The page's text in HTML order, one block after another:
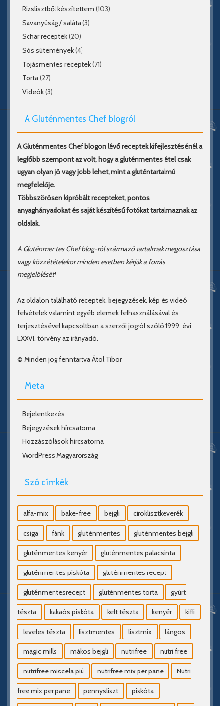
Rizslisztből készítettem (103)
Savanyúság / saláta(3)
Schar receptek(20)
Sós sütemények(4)
Tojásmentes receptek(71)
Torta(27)
Videók(3)
A Gluténmentes Chef blogról
A Gluténmentes Chef blogon lévő receptek kifejlesztésénél a
legfőbb szempont az volt, hogy a gluténmentes étel csak
ugyan olyan jó vagy jobb lehet, mint a gluténtartalmú
megfelelője.
Többszörösen kipróbált recepteket, pontos
anyaghányadokat és saját készítésű fotókat tartalmaznak az
oldalak.
A Gluténmentes Chef blog-ról származó tartalmak megosztása
vagy közzétételekor minden esetben kérjük a forrás
megjelölését!
Az oldalon található receptek, bejegyzések, kép és videó
felvételek valamint egyéb elemek felhasználásával és
terjesztésével kapcsoltban a szerzői jogról szóló 1999. évi
LXXVI. törvény az irányadó.
© Minden jog fenntartva Átol Tibor
Meta
Bejelentkezés
Bejegyzések hírcsatorna
Hozzászólások hírcsatorna
WordPress Magyarország
Szó címkék
alfa-mix bake-free bejgli ciroklisztkeverék
csiga fánk gluténmentes gluténmentes bejgli
gluténmentes kenyér gluténmentes palacsinta
gluténmentes piskóta gluténmentes recept
gluténmentesrecept gluténmentes torta gyúrt
tészta kakaós piskóta kelt tészta kenyér kifli
leveles tészta lisztmentes lisztmix lángos
magic mills mákos bejgli nutrifree nutri free
nutrifree miscela piú nutrifree mix per pane Nutri
free mix per pane pennysliszt piskóta